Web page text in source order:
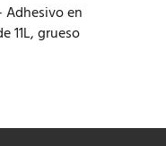
en
11L, grueso